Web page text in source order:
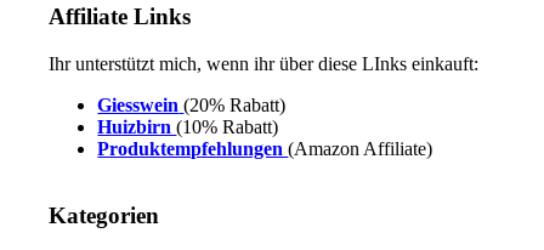
Affiliate Links
Ihr unterstützt mich, wenn ihr über diese LInks einkauft:
Giesswein (20% Rabatt)
Huizbirn(10% Rabatt)
Produktempfehlungen(Amazon Affiliate)
Kategorien